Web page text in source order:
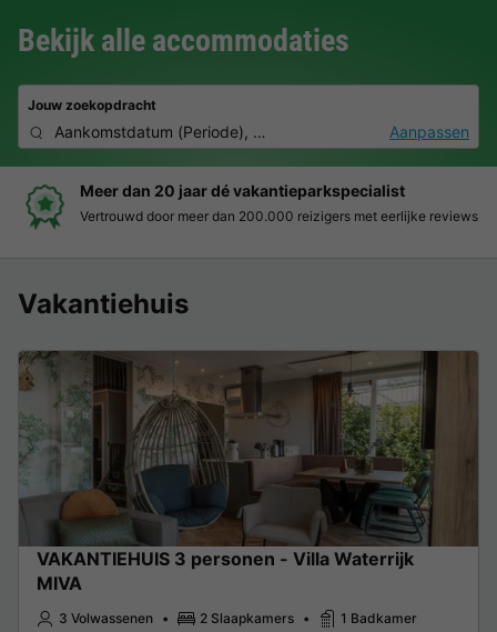
Bekijk alle accommodaties
Jouw zoekopdracht
Aankomstdatum (Periode), 2 personen, 0 huisdierAanpassen
reviews
Boek eenvoudig en zonder stress
Duidelijke prijzen, moeiteloos boeken en veilige
Vakantiehuis
VAKANTIEHUIS 3 personen - Villa Waterrijk
MIVA
3 Volwassenen 2 Slaapkamers 1 Badkamer